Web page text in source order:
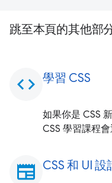
跳至本頁的其他部
code 學習 CSS
如果你是 CSS
CSS 學習課程
newspaper CSS 和 UI